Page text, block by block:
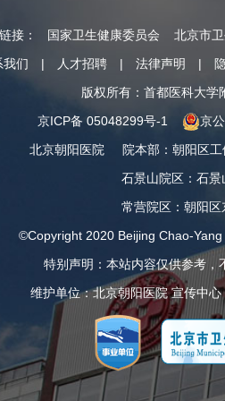
接： 国家卫生健康委员会 北京市
我们
| 人才招聘 | 法律声明 |
版权所有：首都医科大学
京ICP备 05048299号-1
京
北京朝阳医院
院本部 ： 朝阳区
石景山院区 ： 石景
常营院区 ： 朝阳区
©Copyright 2020 Beijing Chao-
特别声明：本站内容仅供参考，
维护单位：北京朝阳医院 宣传中